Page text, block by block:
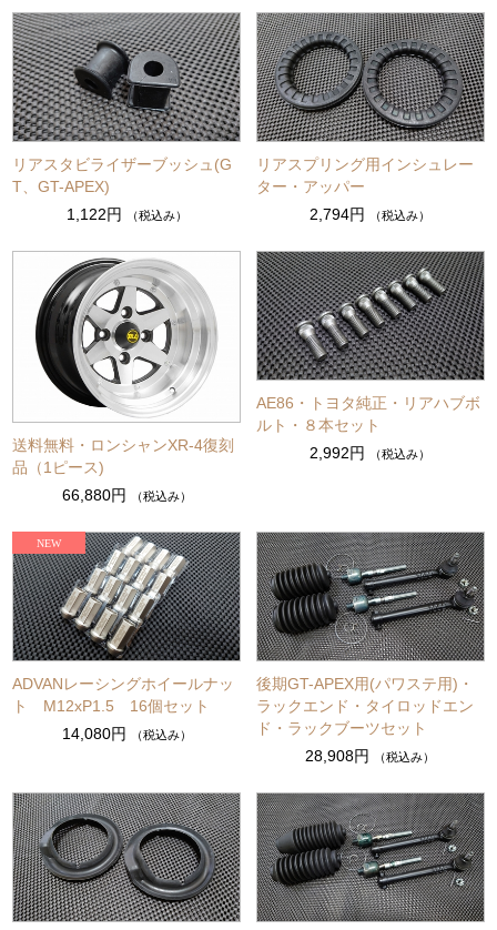
リアスタビライザーブッシュ(G
T、GT-APEX)
1,122円
（税込み）
リアスプリング用インシュレー
ター・アッパー
2,794円
（税込み）
送料無料・ロンシャンXR-4復刻
品（1ピース)
66,880円
（税込み）
AE86・トヨタ純正・リアハブボ
ルト・８本セット
2,992円
（税込み）
ADVANレーシングホイールナッ
ト M12xP1.5 16個セット
14,080円
（税込み）
後期GT-APEX用(パワステ用)・
ラックエンド・タイロッドエン
ド・ラックブーツセット
28,908円
（税込み）